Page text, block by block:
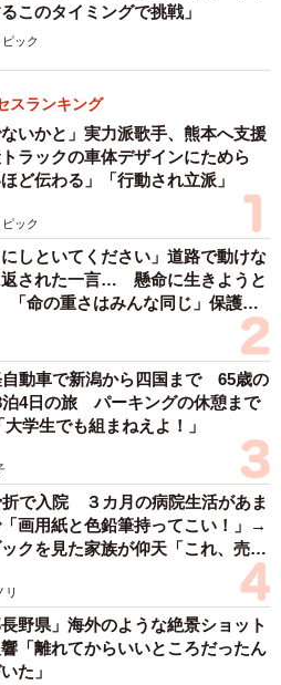
このタイミングで挑戦」
ック
スランキング
ないかと」実力派歌手、熊本へ支援
ラックの車体デザインにためら
ど伝わる」「行動され立派」
ック
にしといてください」道路で動けな
返された一言… 懸命に生きようと
命の重さはみんな同じ」保護団
自動車で新潟から四国まで 65歳の
泊4日の旅 パーキングの休憩まで
学生でも組まねえよ！」
折で入院 ３カ月の病院生活があま
画用紙と色鉛筆持ってこい！」→
クを見た家族が仰天「これ、売れ
リ
長野県」海外のような絶景ショット
「離れてからいいところだったん
た」